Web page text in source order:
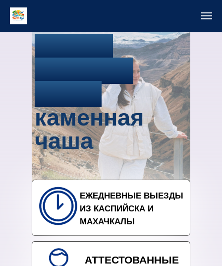
Хунзах
водопад
Тобот
каменная
чаша
ЕЖЕДНЕВНЫЕ ВЫЕЗДЫ
ИЗ КАСПИЙСКА И
МАХАЧКАЛЫ
АТТЕСТОВАННЫЕ